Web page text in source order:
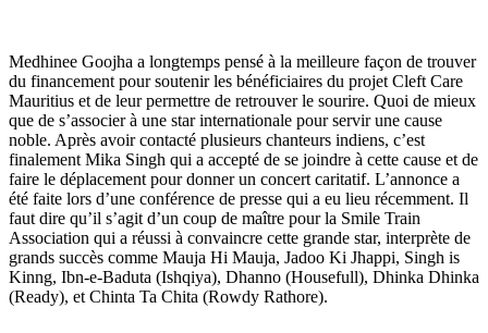
Medhinee Goojha a longtemps pensé à la meilleure façon de trouver
du financement pour soutenir les bénéficiaires du projet Cleft Care
Mauritius et de leur permettre de retrouver le sourire. Quoi de mieux
que de s’associer à une star internationale pour servir une cause
noble. Après avoir contacté plusieurs chanteurs indiens, c’est
finalement Mika Singh qui a accepté de se joindre à cette cause et de
faire le déplacement pour donner un concert caritatif. L’annonce a
été faite lors d’une conférence de presse qui a eu lieu récemment. Il
faut dire qu’il s’agit d’un coup de maître pour la Smile Train
Association qui a réussi à convaincre cette grande star, interprète de
grands succès comme Mauja Hi Mauja, Jadoo Ki Jhappi, Singh is
Kinng, Ibn-e-Baduta (Ishqiya), Dhanno (Housefull), Dhinka Dhinka
(Ready), et Chinta Ta Chita (Rowdy Rathore).